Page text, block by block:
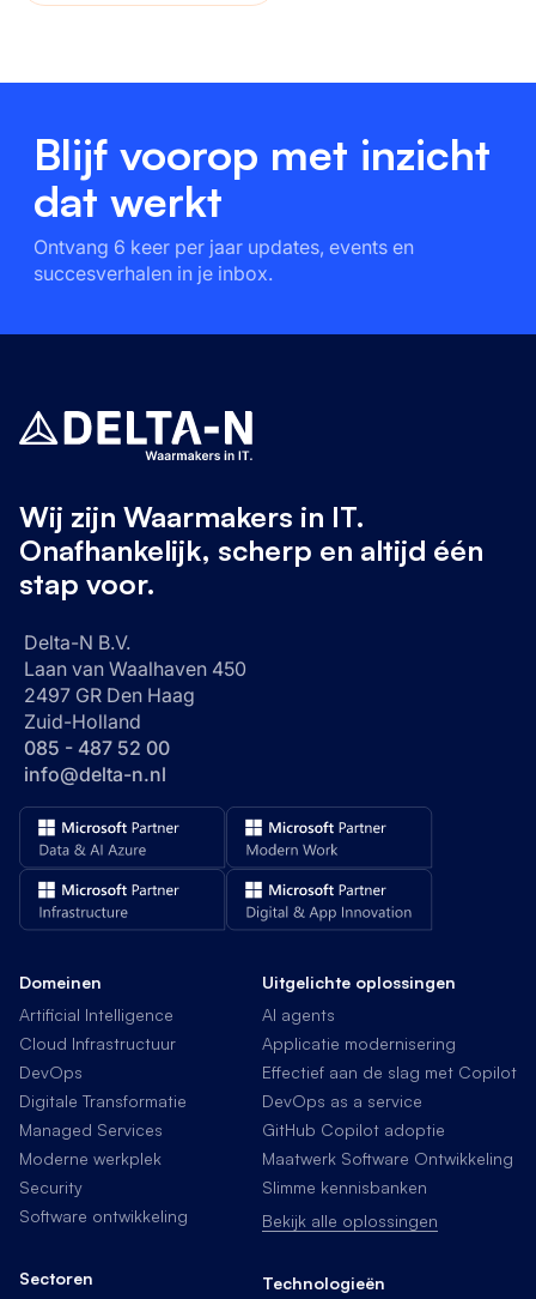
Blijf voorop met inzicht
dat werkt
Ontvang 6 keer per jaar updates, events en
succesverhalen in je inbox.
Wij zijn Waarmakers in IT.
Onafhankelijk, scherp en altijd één
stap voor.
Delta-N B.V.
Laan van Waalhaven 450
2497 GR Den Haag
Zuid-Holland
085 - 487 52 00
info@delta-n.nl
Domeinen
Artificial Intelligence
Cloud Infrastructuur
DevOps
Digitale Transformatie
Managed Services
Moderne werkplek
Security
Software ontwikkeling
Sectoren
Uitgelichte oplossingen
AI agents
Applicatie modernisering
Effectief aan de slag met Copilot
DevOps as a service
GitHub Copilot adoptie
Maatwerk Software Ontwikkeling
Slimme kennisbanken
Bekijk alle oplossingen
Technologieën